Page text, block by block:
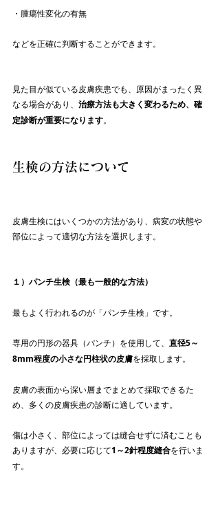
・腫瘍性変化の有無
などを正確に判断することができます。
見た目が似ている皮膚疾患でも、原因がまったく異
なる場合があり、 治療方法も大きく変わるため、確
定診断が重要になります。
生検の方法について
皮膚生検にはいくつかの方法があり、病変の状態や
部位によって適切な方法を選択します。
１）パンチ生検（最も一般的な方法）
最もよく行われるのが「パンチ生検」です。
専用の円形の器具（パンチ）を使用して、 直径5～
8mm程度の小さな円柱状の皮膚を採取します。
皮膚の表面から深い層までまとめて採取できるた
め、多くの皮膚疾患の診断に適しています。
傷は小さく、部位によっては縫合せずに済むことも
ありますが、必要に応じて1～2針程度縫合を行いま
す。